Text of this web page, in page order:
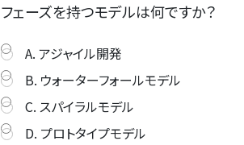
フェーズを持つモデルは何ですか？
A. アジャイル開発
B. ウォーターフォールモデル
C. スパイラルモデル
D. プロトタイプモデル